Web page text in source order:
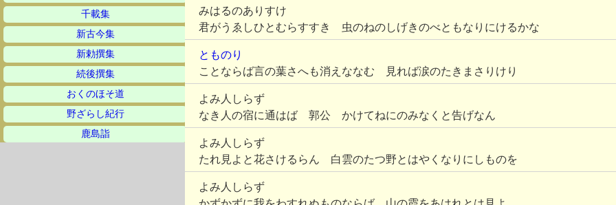
千載集
新古今集
新勅撰集
続後撰集
おくのほそ道
野ざらし紀行
鹿島詣
みはるのありすけ
君がうゑしひとむらすすき 虫のねのしげきのべともなりにけるかな
とものり
ことならば言の葉さへも消えななむ 見れば涙のたきまさりけり
よみ人しらず
なき人の宿に通はば 郭公 かけてねにのみなくと告げなん
よみ人しらず
たれ見よと花さけるらん 白雲のたつ野とはやくなりにしものを
よみ人しらず